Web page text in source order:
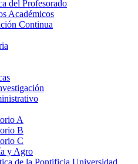
del Profesorado
Académicos
Continua
A
B
C
y Agro
de la Pontificia Universidad